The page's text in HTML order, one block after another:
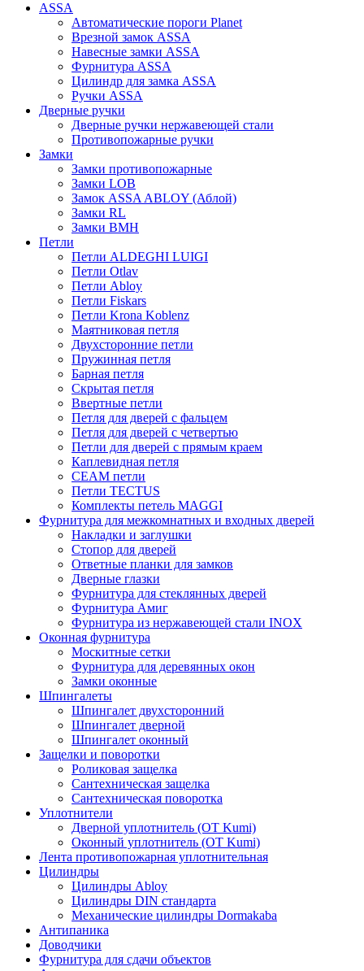
ASSA
Автоматические пороги Planet
Врезной замок ASSA
Навесные замки ASSA
Фурнитура ASSA
Цилиндр для замка ASSA
Ручки ASSA
Дверные ручки
Дверные ручки нержавеющей стали
Противопожарные ручки
Замки
Замки противопожарные
Замки LOB
Замок ASSA ABLOY (Аблой)
Замки RL
Замки BMH
Петли
Петли ALDEGHI LUIGI
Петли Otlav
Петли Abloy
Петли Fiskars
Петли Krona Koblenz
Маятниковая петля
Двухсторонние петли
Пружинная петля
Барная петля
Скрытая петля
Ввертные петли
Петля для дверей с фальцем
Петля для дверей с четвертью
Петли для дверей с прямым краем
Каплевидная петля
CEAM петли
Петли TECTUS
Комплекты петель MAGGI
Фурнитура для межкомнатных и входных дверей
Накладки и заглушки
Стопор для дверей
Ответные планки для замков
Дверные глазки
Фурнитура для стеклянных дверей
Фурнитура Амиг
Фурнитура из нержавеющей стали INOX
Оконная фурнитура
Москитные сетки
Фурнитура для деревянных окон
Замки оконные
Шпингалеты
Шпингалет двухсторонний
Шпингалет дверной
Шпингалет оконный
Защелки и поворотки
Роликовая защелка
Сантехническая защелка
Сантехническая поворотка
Уплотнители
Дверной уплотнитель (OT Kumi)
Оконный уплотнитель (OT Kumi)
Лента противопожарная уплотнительная
Цилиндры
Цилиндры Abloy
Цилиндры DIN стандарта
Механические цилиндры Dormakaba
Антипаника
Доводчики
Фурнитура для сдачи объектов